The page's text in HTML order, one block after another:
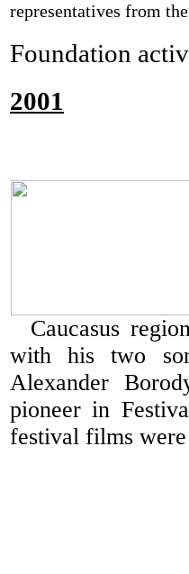
representatives from
Foundation
2001
Caucasus
with his two
Alexander
pioneer in
festival films